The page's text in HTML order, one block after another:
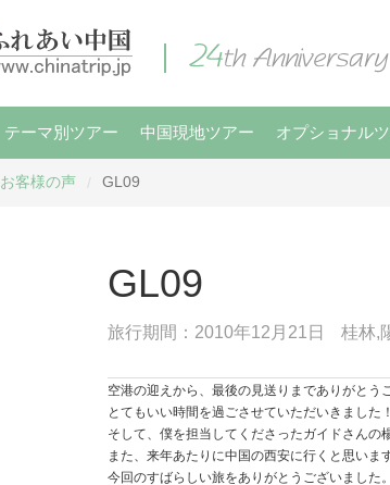
テーマ別ツアー 中国現地ツアー オプショナル
お客様の声 GL09
GL09
旅行期間：2010年12月21日 桂林,
空港の迎えから、最後の見送りまでありがとう
とてもいい時間を過ごさせていただいきました！
そして、僕を担当してくださったガイドさんの
また、来年あたりに中国の西安に行くと思いま
今回のすばらしい旅をありがとうございました。